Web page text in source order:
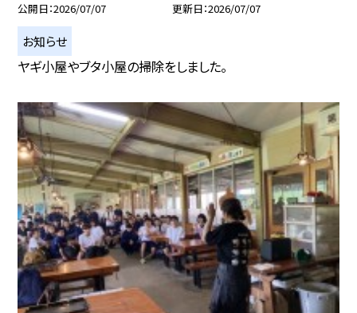
公開日 2026/07/07 更新日 2026/07/07
お知らせ
ヤギ小屋やブタ小屋の掃除をしました。